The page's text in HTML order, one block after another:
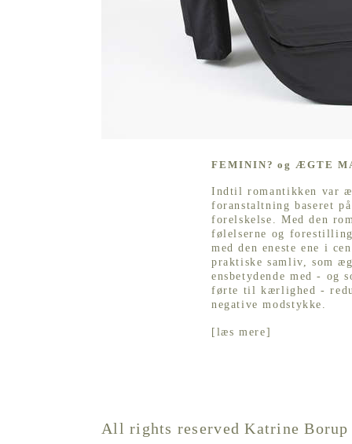
FEMININ? og ÆGTE
Indtil romantikken var
foranstaltning baseret
forelskelse. Med den
følelserne og
med den eneste ene i
praktiske samliv, som
ensbetydende med - og
førte til kærlighed -
negative modstykke.
[ læs mere]
All rights reserved Katrine Borup